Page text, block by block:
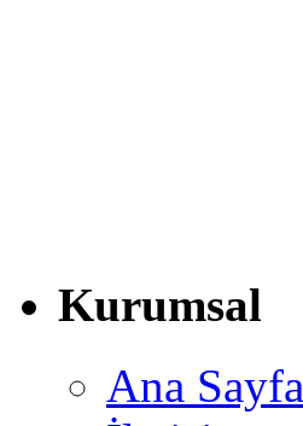
Kurumsal
Ana Sayfa